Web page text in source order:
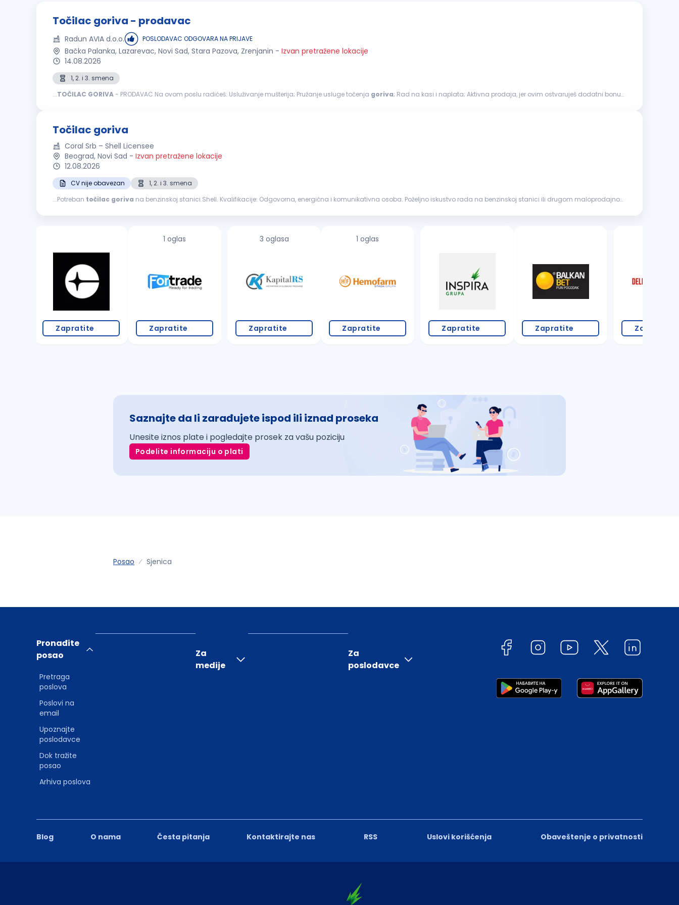
Točilac goriva - prodavac
Radun AVIA d.o.o. POSLODAVAC ODGOVARA NA PRIJAVE
Bačka Palanka, Lazarevac, Novi Sad, Stara Pazova, Zrenjanin - Izvan pretražene lokacije
14.08.2026
1, 2. i 3. smena
...TOČILAC GORIVA - PRODAVAC Na ovom poslu radićeš: Usluživanje mušterija; Pružanje usluge točenja goriva; Rad na kasi i naplata; Aktivna prodaja, jer ovim ostvaruješ dodatni bonus
Točilac goriva
Coral Srb – Shell Licensee
Beograd, Novi Sad - Izvan pretražene lokacije
12.08.2026
CV nije obavezan
1, 2. i 3. smena
...Potreban točilac goriva na benzinskoj stanici Shell. Kvalifikacije: Odgovorna, energična i komunikativna osoba. Poželjno iskustvo rada na benzinskoj stanici ili drugom maloprodajnom
Zapratite
1 oglas
Zapratite
3 oglasa
Zapratite
1 oglas
Zapratite Zapratite Zapratite Zapratite
Saznajte da li zarađujete ispod ili iznad proseka
Unesite iznos plate i pogledajte prosek za vašu poziciju
Podelite informaciju o plati
Posao Sjenica
Blog O nama Česta pitanja Kontaktirajte nas RSS Uslovi korišćenja Obaveštenje o privatnosti
Pronađite
posao
Pretraga
poslova
Poslovi na
email
Upoznajte
poslodavce
Dok tražite
posao
Arhiva poslova
Za
medije
Za
poslodavce